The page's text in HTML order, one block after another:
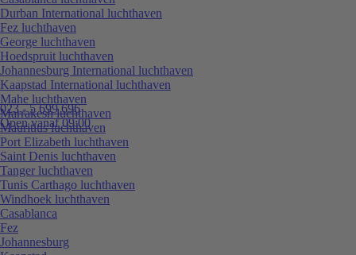
023 - 5 699 696
Open vanaf 09:00
Durban International luchthaven
Fez luchthaven
George luchthaven
Hoedspruit luchthaven
Johannesburg International luchthaven
Kaapstad International luchthaven
Mahe luchthaven
Marrakesh luchthaven
Mauritius luchthaven
Port Elizabeth luchthaven
Saint Denis luchthaven
Tanger luchthaven
Tunis Carthago luchthaven
Windhoek luchthaven
Casablanca
Fez
Johannesburg